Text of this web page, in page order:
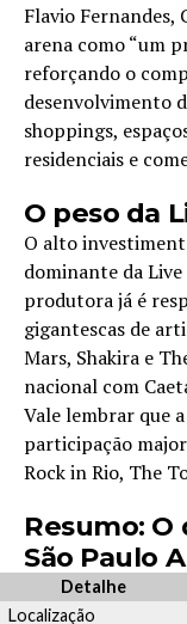
Flavio Fernandes,
arena como “um
reforçando o
desenvolvimento
shoppings,
residenciais e
O peso da
O alto
dominante da
produtora já é
gigantescas de
Mars, Shakira e
nacional com
Vale lembrar que
participação
Rock in Rio, The
Resumo: O
São Paulo
Detalhe
Localização